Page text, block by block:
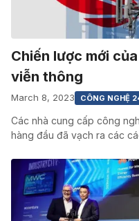
Chiến lược mới
viễn thông
March 8, 2023 CÔNG NGHỆ
Các nhà cung cấp công
hàng đầu đã vạch ra các